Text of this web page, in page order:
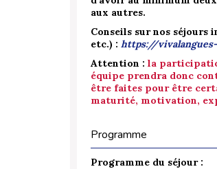
aux autres.
Conseils sur nos
etc.) : https://
Attention : la
équipe prendra donc
être faites pour être
maturité, motivation,
Programme
Programme du séjour :